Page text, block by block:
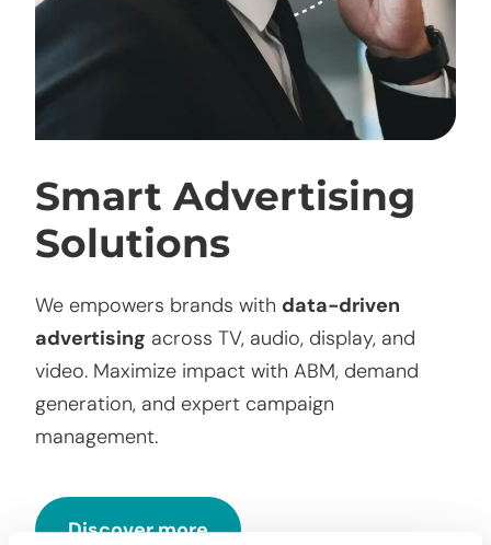
Smart Advertising
Solutions
We empowers brands with data-driven
advertising across TV, audio, display, and
video. Maximize impact with ABM, demand
generation, and expert campaign
management.
Discover more